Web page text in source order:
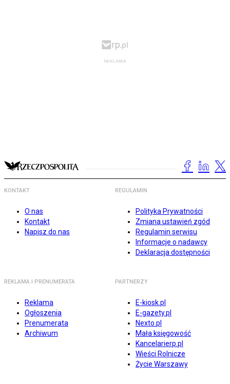
KONTAKT
O nas
Kontakt
Napisz do nas
REGULAMIN
Polityka Prywatności
Zmiana ustawień zgód
Regulamin serwisu
Informacje o nadawcy
Deklaracja dostępności
REKLAMA I PRENUMERATA
Reklama
Ogłoszenia
Prenumerata
Archiwum
PARTNERZY
E-kiosk.pl
E-gazety.pl
Nexto.pl
Mała księgowość
Kancelarierp.pl
Wieści Rolnicze
Życie Warszawy